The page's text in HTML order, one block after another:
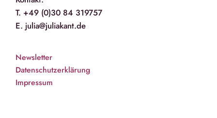
T. +49 (0)30 84 319757
E. julia@juliakant.de
Newsletter
Datenschutzerklärung
Impressum